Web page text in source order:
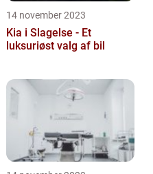
14 november 2023
Kia i Slagelse - Et
luksuriøst valg af bil